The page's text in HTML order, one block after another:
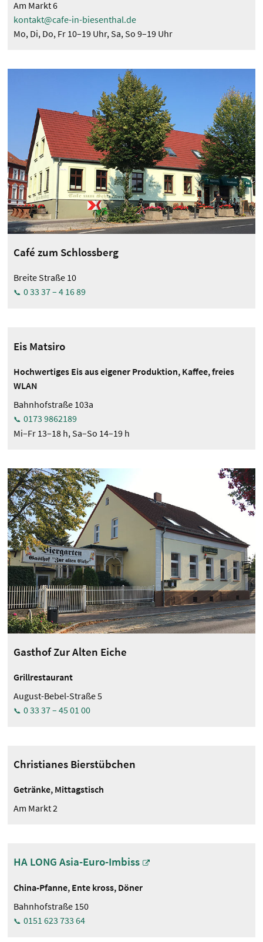
Am Markt 6
kontakt@cafe-in-biesenthal.de
Mo, Di, Do, Fr 10–19 Uhr, Sa, So 9–19 Uhr
Café zum Schlossberg
Breite Straße 10
0 33 37 – 4 16 89
Eis Matsiro
Hochwertiges Eis aus eigener Produktion, Kaffee, freies
WLAN
Bahnhofstraße 103a
0173 9862189
Mi–Fr 13–18 h, Sa–So 14–19 h
Gasthof Zur Alten Eiche
Grillrestaurant
August-Bebel-Straße 5
0 33 37 – 45 01 00
Christianes Bierstübchen
Getränke, Mittagstisch
Am Markt 2
HA LONG Asia-Euro-Imbiss
China-Pfanne, Ente kross, Döner
Bahnhofstraße 150
0151 623 733 64